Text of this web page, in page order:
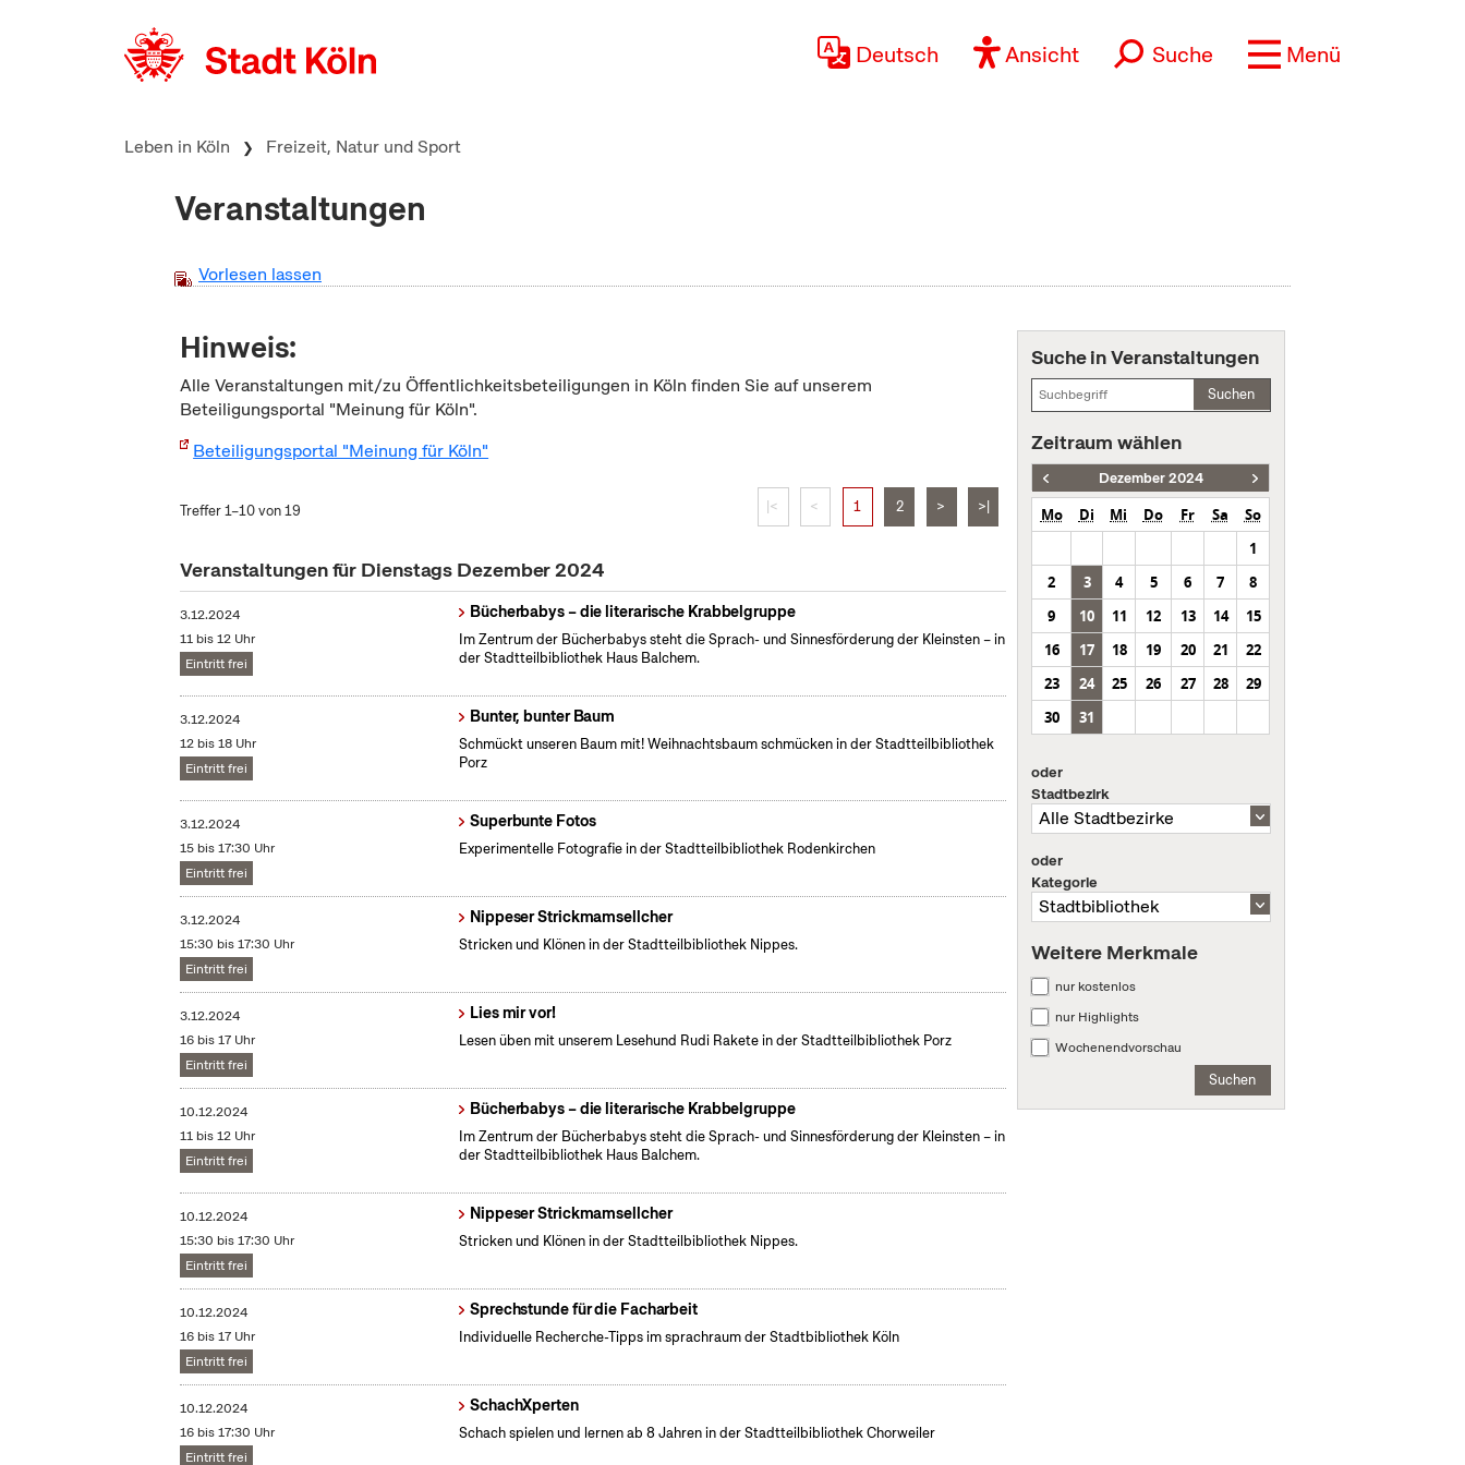
Deutsch Ansicht Suche Menü
Leben in Köln Freizeit, Natur und Sport
Veranstaltungen
Vorlesen lassen
Hinweis:
Alle Veranstaltungen mit/zu Öffentlichkeitsbeteiligungen in Köln finden Sie auf unserem
Beteiligungsportal "Meinung für Köln".
Beteiligungsportal "Meinung für Köln"
Treffer 1–10 von 19 |< < 1 2 > >|
Veranstaltungen für Dienstags Dezember 2024
3.12.2024
11 bis 12 Uhr
Eintritt frei
Bücherbabys – die literarische Krabbelgruppe
Im Zentrum der Bücherbabys steht die Sprach- und Sinnesförderung der Kleinsten – in
der Stadtteilbibliothek Haus Balchem.
3.12.2024
12 bis 18 Uhr
Eintritt frei
Bunter, bunter Baum
Schmückt unseren Baum mit! Weihnachtsbaum schmücken in der Stadtteilbibliothek
Porz
3.12.2024
15 bis 17:30 Uhr
Eintritt frei
Superbunte Fotos
Experimentelle Fotografie in der Stadtteilbibliothek Rodenkirchen
3.12.2024
15:30 bis 17:30 Uhr
Eintritt frei
Nippeser Strickmamsellcher
Stricken und Klönen in der Stadtteilbibliothek Nippes.
3.12.2024
16 bis 17 Uhr
Eintritt frei
Lies mir vor!
Lesen üben mit unserem Lesehund Rudi Rakete in der Stadtteilbibliothek Porz
10.12.2024
11 bis 12 Uhr
Eintritt frei
Bücherbabys – die literarische Krabbelgruppe
Im Zentrum der Bücherbabys steht die Sprach- und Sinnesförderung der Kleinsten – in
der Stadtteilbibliothek Haus Balchem.
10.12.2024
15:30 bis 17:30 Uhr
Eintritt frei
Nippeser Strickmamsellcher
Stricken und Klönen in der Stadtteilbibliothek Nippes.
10.12.2024
16 bis 17 Uhr
Eintritt frei
Sprechstunde für die Facharbeit
Individuelle Recherche-Tipps im sprachraum der Stadtbibliothek Köln
10.12.2024
16 bis 17:30 Uhr
Eintritt frei
SchachXperten
Schach spielen und lernen ab 8 Jahren in der Stadtteilbibliothek Chorweiler
Suche in Veranstaltungen
Suchen
Zeitraum wählen
Dezember 2024
Mo Di Mi Do Fr Sa
So
1
2
3 4 5 6 7
8
9
10 11 12 13 14
15
16
17 18 19 20 21
22
23
24 25 26 27 28
29
30
31
oder
Stadtbezirk
oder
Kategorie
Weitere Merkmale
nur kostenlos
nur Highlights
Wochenendvorschau
Suchen